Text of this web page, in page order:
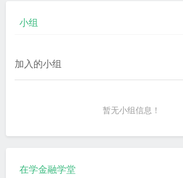
小组
加入的小组
暂无小组信息！
在学金融学堂